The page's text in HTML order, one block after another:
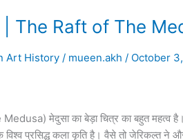
| The Raft of The
Art History / mueen.akh/ October
मेदुसा का बेड़ा चित्र का बहुत महत्व है।
प्रसिद्ध कला कृति है। वैसे तो जेरिकल्त ने